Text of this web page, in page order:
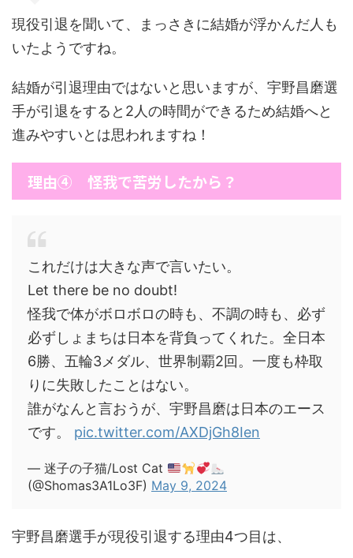
現役引退を聞いて、まっさきに結婚が浮かんだ人も
いたようですね。
結婚が引退理由ではないと思いますが、宇野昌磨選
手が引退をすると2人の時間ができるため結婚へと
進みやすいとは思われますね！
理由④ 怪我で苦労したから？
これだけは大きな声で言いたい。
Let there be no doubt!
怪我で体がボロボロの時も、不調の時も、必ず
必ずしょまちは日本を背負ってくれた。全日本
6勝、五輪3メダル、世界制覇2回。一度も枠取
りに失敗したことはない。
誰がなんと言おうが、宇野昌磨は日本のエース
です。 pic.twitter.com/AXDjGh8Ien
— 迷子の子猫/Lost Cat
(@Shomas3A1Lo3F) May 9, 2024
宇野昌磨選手が現役引退する理由4つ目は、